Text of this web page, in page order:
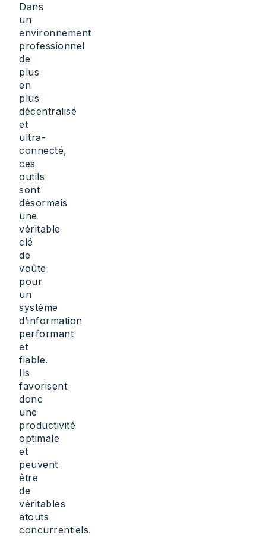
Dans
un
environnement
professionnel
de
plus
en
plus
décentralisé
et
ultra-
connecté,
ces
outils
sont
désormais
une
véritable
clé
de
voûte
pour
un
système
d’information
performant
et
fiable.
Ils
favorisent
donc
une
productivité
optimale
et
peuvent
être
de
véritables
atouts
concurrentiels.